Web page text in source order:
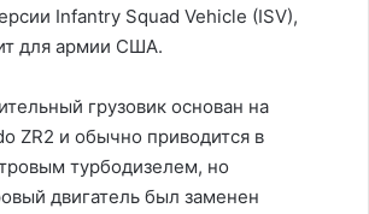
Infantry Squad Vehicle (ISV),
для армии США.
грузовик основан на
ZR2 и обычно приводится в
турбодизелем, но
двигатель был заменен